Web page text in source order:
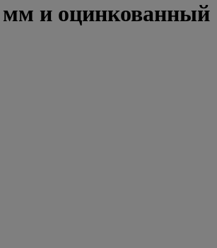
мм и оцинкованный